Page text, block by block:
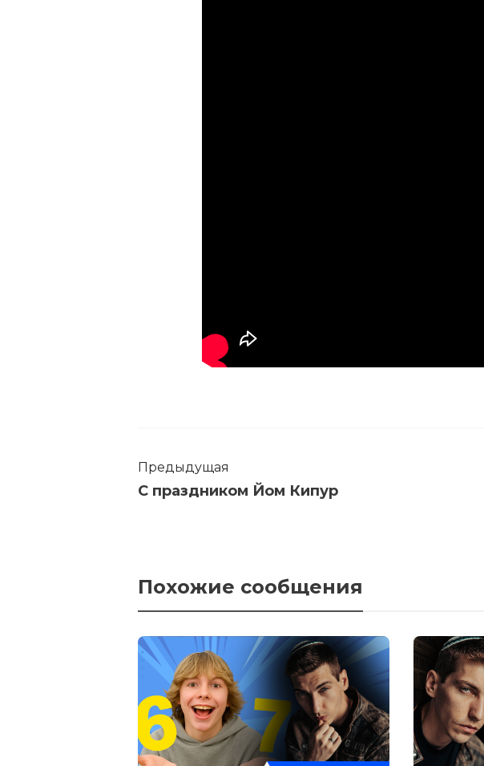
Предыдущая
С праздником Йом Кипур
Похожие сообщения